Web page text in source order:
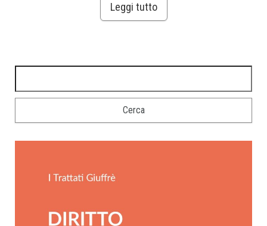
Leggi tutto